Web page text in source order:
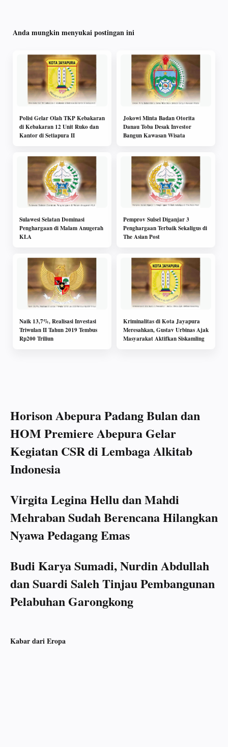
Anda mungkin menyukai postingan ini
Polisi Gelar Olah TKP Kebakaran
di Kebakaran 12 Unit Ruko dan
Kantor di Setiapura II
Jokowi Minta Badan Otorita
Danau Toba Desak Investor
Bangun Kawasan Wisata
Sulawesi Selatan Dominasi
Penghargaan di Malam Anugerah
KLA
Pemprov Sulsel Diganjar 3
Penghargaan Terbaik Sekaligus di
The Asian Post
Naik 13,7%, Realisasi Investasi
Triwulan II Tahun 2019 Tembus
Rp200 Triliun
Kriminalitas di Kota Jayapura
Meresahkan, Gustav Urbinas Ajak
Masyarakat Aktifkan Siskamling
Horison Abepura Padang Bulan dan
HOM Premiere Abepura Gelar
Kegiatan CSR di Lembaga Alkitab
Indonesia
Virgita Legina Hellu dan Mahdi
Mehraban Sudah Berencana Hilangkan
Nyawa Pedagang Emas
Budi Karya Sumadi, Nurdin Abdullah
dan Suardi Saleh Tinjau Pembangunan
Pelabuhan Garongkong
Kabar dari Eropa